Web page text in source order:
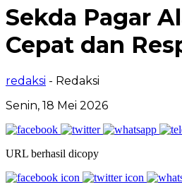
Sekda Pagar
Cepat dan
redaksi - Redaksi
Senin, 18 Mei 2026
URL berhasil dicopy